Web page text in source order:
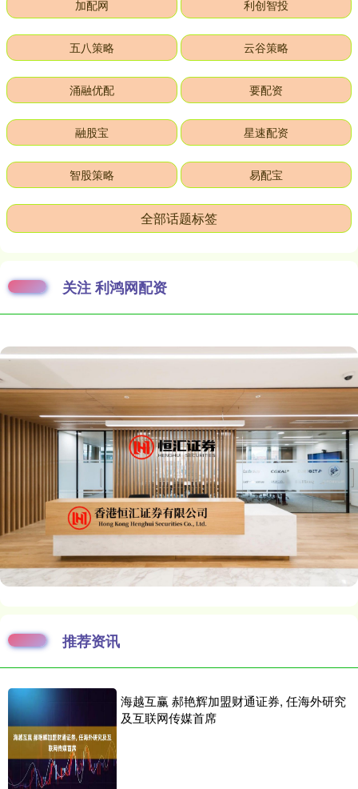
加配网 利创智投
五八策略 云谷策略
涌融优配 要配资
融股宝 星速配资
智股策略 易配宝
全部话题标签
关注 利鸿网配资
推荐资讯
海越互赢 郝艳辉加盟财通证券, 任海外研究
及互联网传媒首席